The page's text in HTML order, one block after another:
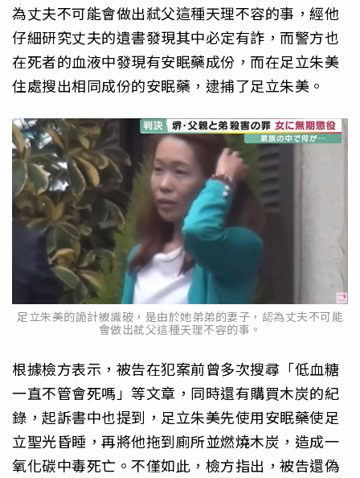
為丈夫不可能會做出弒父這種天理不容的事，經他
仔細研究丈夫的遺書發現其中必定有詐，而警方也
在死者的血液中發現有安眠藥成份，而在足立朱美
住處搜出相同成份的安眠藥，逮捕了足立朱美。
足立朱美的詭計被識破，是由於她弟弟的妻子，認為丈夫不可能
會做出弒父這種天理不容的事。
根據檢方表示，被告在犯案前曾多次搜尋「低血糖
一直不管會死嗎」等文章，同時還有購買木炭的紀
錄，起訴書中也提到，足立朱美先使用安眠藥使足
立聖光昏睡，再將他拖到廁所並燃燒木炭，造成一
氧化碳中毒死亡。不僅如此，檢方指出，被告還偽